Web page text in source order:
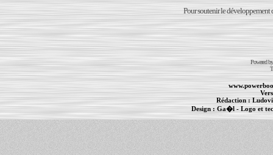
Pour soutenir le développement
Powered
Rédaction :
Design :Ga�l- Logo et
PowerBook